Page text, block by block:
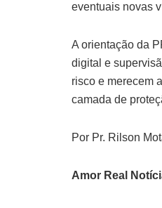
eventuais novas
A orientação da
digital e
risco e merecem
camada de
Por Pr. Rilson
Amor Real